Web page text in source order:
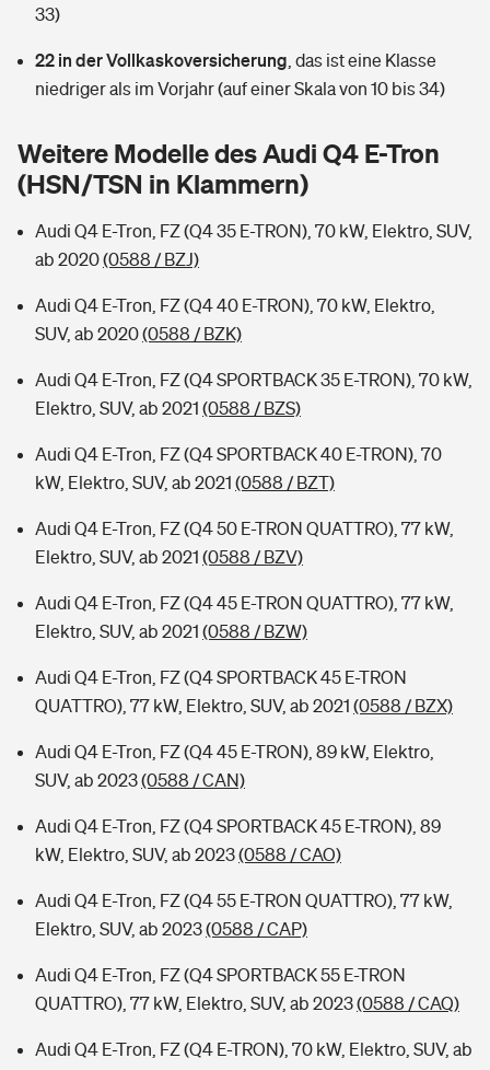
Tools
Hochwasser-Check: Wie gefährdet ist Ihr Haus?
Wer versichert was: Jetzt Versicherer finden
Sie haben Fragen?
Handyversicherung
Private Cyberversicherung
Musikinstrumentenversicherung
Zur Übersicht
Tools
Kinderunfall-Check: Mehr Sicherheit für deine Kids
Typklassen: So ist Ihr Auto eingestuft
Sie haben Fragen?
Sie haben Fragen?
Rentenrechner: Wie viel Geld bekomme ich im Alter?
33)
22 in der Vollkaskoversicherung das ist eine Klasse
niedriger als im Vorjahr (auf einer Skala von 10 bis 34)
Weitere Modelle des Audi Q4 E-Tron
(HSN/TSN in Klammern)
Audi Q4 E-Tron, FZ (Q4 35 E-TRON), 70 kW, Elektro, SUV,
ab 2020(0588 / BZJ)
Audi Q4 E-Tron, FZ (Q4 40 E-TRON), 70 kW, Elektro,
SUV, ab 2020(0588 / BZK)
Audi Q4 E-Tron, FZ (Q4 SPORTBACK 35 E-TRON), 70 kW,
Elektro, SUV, ab 2021 (0588 / BZS)
Audi Q4 E-Tron, FZ (Q4 SPORTBACK 40 E-TRON), 70
kW, Elektro, SUV, ab 2021 (0588 / BZT)
Audi Q4 E-Tron, FZ (Q4 50 E-TRON QUATTRO), 77 kW,
Elektro, SUV, ab 2021 (0588 / BZV)
Audi Q4 E-Tron, FZ (Q4 45 E-TRON QUATTRO), 77 kW,
Elektro, SUV, ab 2021 (0588 / BZW)
Audi Q4 E-Tron, FZ (Q4 SPORTBACK 45 E-TRON
QUATTRO), 77 kW, Elektro, SUV, ab 2021 (0588 / BZX)
Audi Q4 E-Tron, FZ (Q4 45 E-TRON), 89 kW, Elektro,
SUV, ab 2023(0588 / CAN)
Audi Q4 E-Tron, FZ (Q4 SPORTBACK 45 E-TRON), 89
kW, Elektro, SUV, ab 2023(0588 / CAO)
Audi Q4 E-Tron, FZ (Q4 55 E-TRON QUATTRO), 77 kW,
Elektro, SUV, ab 2023(0588 / CAP)
Audi Q4 E-Tron, FZ (Q4 SPORTBACK 55 E-TRON
QUATTRO), 77 kW, Elektro, SUV, ab 2023(0588 / CAQ)
Audi Q4 E-Tron, FZ (Q4 E-TRON), 70 kW, Elektro, SUV, ab